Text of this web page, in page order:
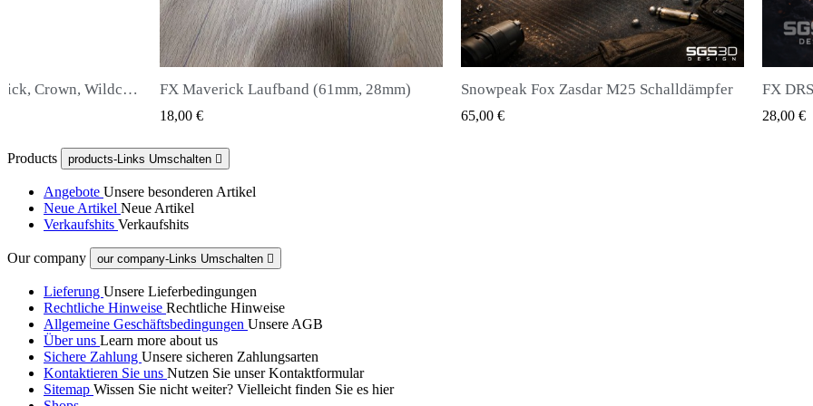
VIEW
(61mm, 28mm) QUICK VIEW
Snowpeak Fox Zasdar M25 Schalldämpfer
65,00 €
QUICK VIEW FX DRS - Magazin für alle Arten von Kugeln
28,00 €
Huben
20,00 €
Products products-Links Umschalten 
Angebote Unsere besonderen Artikel
Neue Artikel Neue Artikel
Verkaufshits Verkaufshits
Our company our company-Links Umschalten 
Lieferung Unsere Lieferbedingungen
Rechtliche Hinweise Rechtliche Hinweise
Allgemeine Geschäftsbedingungen Unsere AGB
Über uns Learn more about us
Sichere Zahlung Unsere sicheren Zahlungsarten
Kontaktieren Sie uns Nutzen Sie unser Kontaktformular
Sitemap Wissen Sie nicht weiter? Vielleicht finden Sie es hier